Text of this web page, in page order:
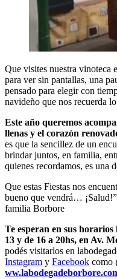
Que visites nuestra vinoteca
para ver sin pantallas, una
pensado para elegir con
navideño que nos recuerda
Este año queremos
llenas y el corazón
es que la sencillez de un
brindar juntos, en familia,
quienes recordamos, es una
Que estas Fiestas nos
bueno que vendrá…
familia Borbore
Te esperan en sus horarios
13 y de 16 a 20hs, en Av.
podés visitarlos en
Instagram y Facebook como